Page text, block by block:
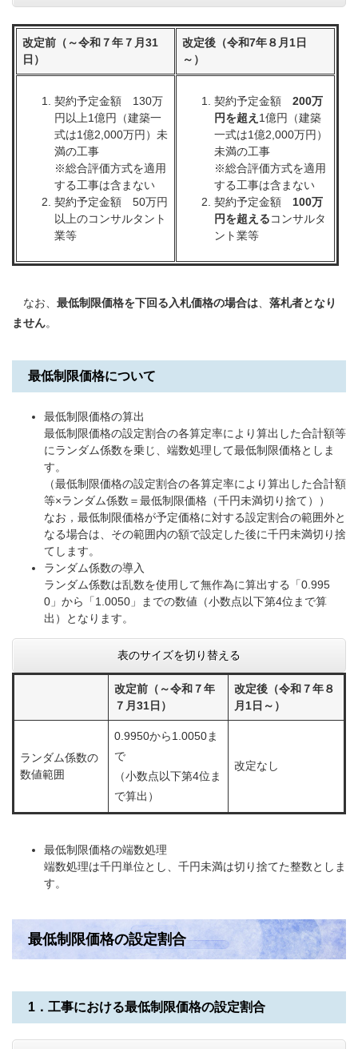
改定前（～令和７年７月31
日）
改定後（令和7年８月1日
～）
契約予定金額 130万
円以上1億円（建築一
式は1億2,000万円）未
満の工事
※総合評価方式を適用
する工事は含まない
契約予定金額 50万円
以上のコンサルタント
業等
契約予定金額 200万
円を超え 1億円（建築
一式は1億2,000万円）
未満の工事
※総合評価方式を適用
する工事は含まない
契約予定金額 100万
円を超えるコンサルタ
ント業等
なお、​ 最低制限価格を下回る入札価格の場合は
落札者となり
ません。
最低制限価格について
最低制限価格の算出
最低制限価格の設定割合の各算定率により算出した合計額等
にランダム係数を乗じ、端数処理して最低制限価格としま
す。
（最低制限価格の設定割合の各算定率により算出した合計額
等×ランダム係数＝最低制限価格（千円未満切り捨て））
なお，最低制限価格が予定価格に対する設定割合の範囲外と
なる場合は、その範囲内の額で設定した後に千円未満切り捨
てします。
ランダム係数の導入
ランダム係数は乱数を使用して無作為に算出する「0.995
0」から「1.0050」までの数値（小数点以下第4位まで算
出）となります。
表のサイズを切り替える
改定前（～令和７年
７月31日）
改定後（令和７年８
月1日～）
ランダム係数の
数値範囲
0.9950から1.0050ま
で
（小数点以下第4位ま
で算出）
改定なし
最低制限価格の端数処理
端数処理は千円単位とし、千円未満は切り捨てた整数としま
す。
最低制限価格の設定割合
1．工事における最低制限価格の設定割合